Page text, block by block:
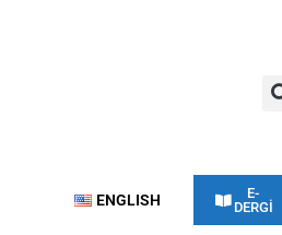
ENGLISH
E-
DERGİ